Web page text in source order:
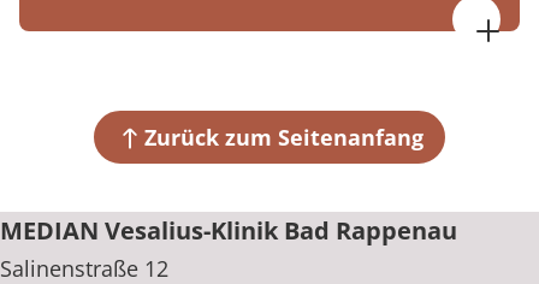
+49 7264 966000
Zurück zum Seitenanfang
MEDIAN Vesalius-Klinik Bad Rappenau
Salinenstraße 12